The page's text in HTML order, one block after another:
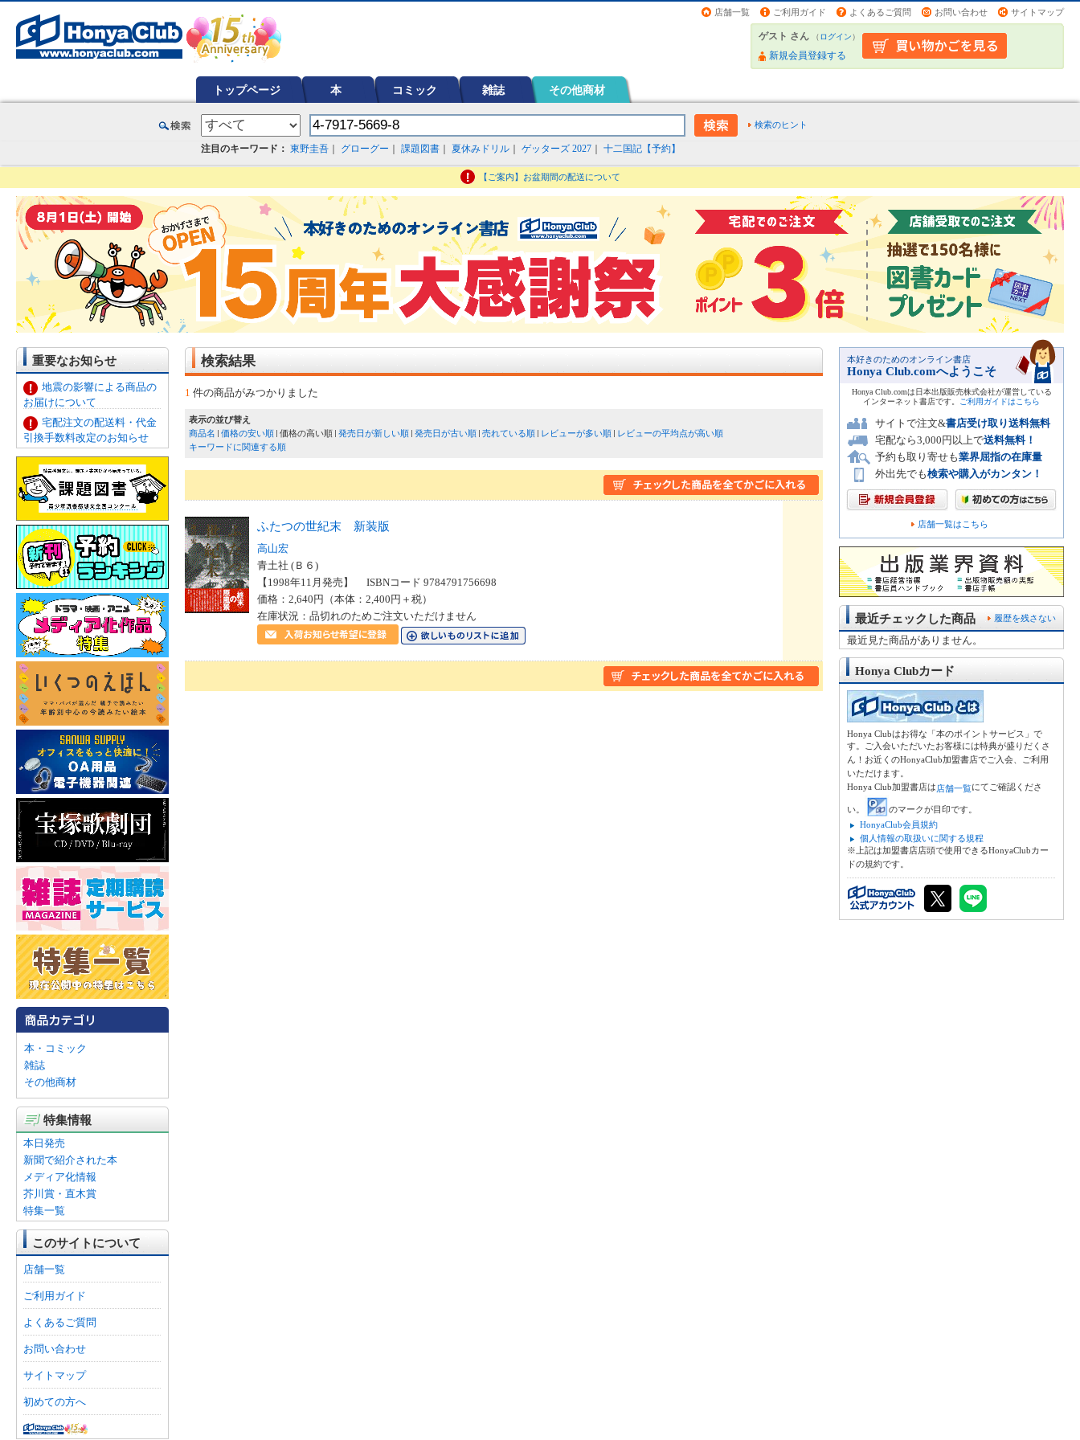
店舗一覧 ご利用ガイド よくあるご質問 お問い合わせ サイトマップ
ゲスト さん （ログイン）
新規会員登録する
トップページ 本 コミック 雑誌 その他商材
検索のヒント
注目のキーワード： 東野圭吾 グローグー 課題図書 夏休みドリル ゲッターズ 2027 十二国記【予約】
【ご案内】お盆期間の配送について
重要なお知らせ
地震の影響による商品の
お届けについて
宅配注文の配送料・代金
引換手数料改定のお知らせ
本・コミック
雑誌
その他商材
特集情報
本日発売
新聞で紹介された本
メディア化情報
芥川賞・直木賞
特集一覧
このサイトについて
店舗一覧
ご利用ガイド
よくあるご質問
お問い合わせ
サイトマップ
初めての方へ
検索結果
1 件の商品がみつかりました
表示の並び替え
商品名
価格の安い順 価格の高い順 発売日が新しい順 発売日が古い順 売れている順 レビューが多い順
レビューの平均点が高い順
キーワードに関連する順
ふたつの世紀末 新装版
高山宏
青土社 (Ｂ６)
【1998年11月発売】 ISBNコード 9784791756698
価格：2,640円（本体：2,400円＋税）
在庫状況：品切れのためご注文いただけません
本好きのためのオンライン書店
Honya Club.comへようこそ
Honya Club.comは日本出版販売株式会社が運営している
インターネット書店です。
ご利用ガイドはこちら
サイトで注文&書店受け取り送料無料
宅配なら3,000円以上で送料無料！
予約も取り寄せも業界屈指の在庫量
外出先でも検索や購入がカンタン！
店舗一覧はこちら
履歴を残さない
最近チェックした商品
最近見た商品がありません。
Honya Clubカード
Honya Clubはお得な「本のポイントサービス」で
す。ご入会いただいたお客様には特典が盛りだくさ
ん！お近くのHonyaClub加盟書店でご入会、ご利用
いただけます。
Honya Club加盟書店は店舗一覧にてご確認くださ
い。
のマークが目印です。
HonyaClub会員規約
個人情報の取扱いに関する規程
※上記は加盟書店店頭で使用できるHonyaClubカー
ドの規約です。